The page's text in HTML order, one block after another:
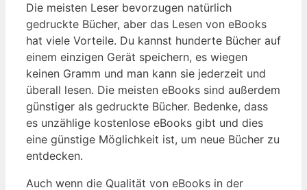
Die meisten Leser bevorzugen natürlich
gedruckte Bücher, aber das Lesen von eBooks
hat viele Vorteile. Du kannst hunderte Bücher auf
einem einzigen Gerät speichern, es wiegen
keinen Gramm und man kann sie jederzeit und
überall lesen. Die meisten eBooks sind außerdem
günstiger als gedruckte Bücher. Bedenke, dass
es unzählige kostenlose eBooks gibt und dies
eine günstige Möglichkeit ist, um neue Bücher zu
entdecken.
Auch wenn die Qualität von eBooks in der